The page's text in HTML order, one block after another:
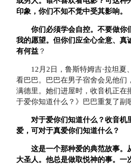
印象，你们不知不觉中受其影响。
你们必须学会自控。不要做你
我的愿望。但你们应全心全意、真
有何益 ？
12月2日，鲁斯特姆吉·拉坦夏
看巴巴。巴巴在男子宿舍会见他们
满德里。她们进屋时，收音机正在
于爱你知道什么？》巴巴重复了副
对于爱你们知道什么？收音机
爱，可对于真爱你们知道什么？
这是一个那种爱的典范故事。
大圣人。他总是做取悦神的事。一